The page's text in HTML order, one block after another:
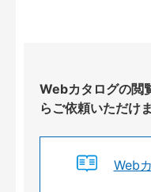
Webカタログの閲
らご依頼いただけま
Web